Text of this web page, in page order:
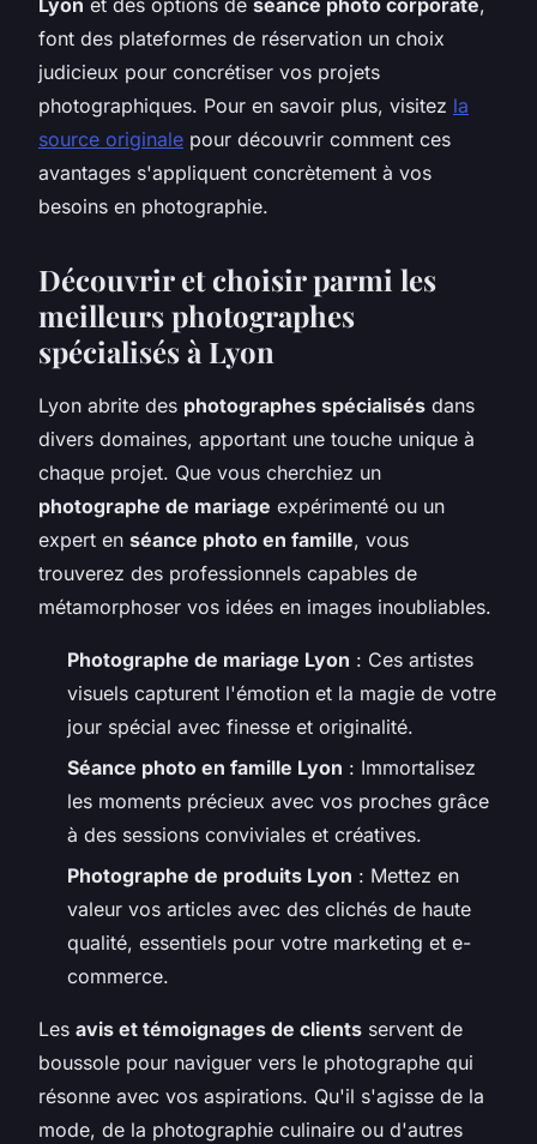
font des plateformes de réservation un choix
judicieux pour concrétiser vos projets
photographiques. Pour en savoir plus, visitez la
source originale pour découvrir comment ces
avantages s'appliquent concrètement à vos
besoins en photographie.
Découvrir et choisir parmi les
meilleurs photographes
spécialisés à Lyon
Lyon abrite des photographes spécialisés dans
divers domaines, apportant une touche unique à
chaque projet. Que vous cherchiez un
photographe de mariage expérimenté ou un
expert en séance photo en famille, vous
trouverez des professionnels capables de
métamorphoser vos idées en images inoubliables.
Photographe de mariage Lyon : Ces artistes
visuels capturent l'émotion et la magie de votre
jour spécial avec finesse et originalité.
Séance photo en famille Lyon : Immortalisez
les moments précieux avec vos proches grâce
à des sessions conviviales et créatives.
Photographe de produits Lyon : Mettez en
valeur vos articles avec des clichés de haute
qualité, essentiels pour votre marketing et e-
commerce.
Les avis et témoignages de clients servent de
boussole pour naviguer vers le photographe qui
résonne avec vos aspirations. Qu'il s'agisse de la
mode, de la photographie culinaire ou d'autres